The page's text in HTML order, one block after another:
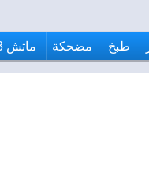
طبخ مضحكة ماتش 3